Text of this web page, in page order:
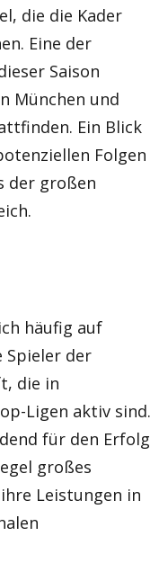
die die Kader
Eine der
Saison
München und
Ein Blick
Folgen
der großen
häufig auf
Spieler der
die in
Ligen aktiv sind.
für den Erfolg
großes
Leistungen in